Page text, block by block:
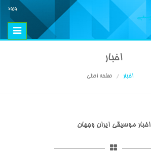
ورود
Toggle
اخبار
اخبار صفحه اصلی
اخبار موسیقی ایران وجهان